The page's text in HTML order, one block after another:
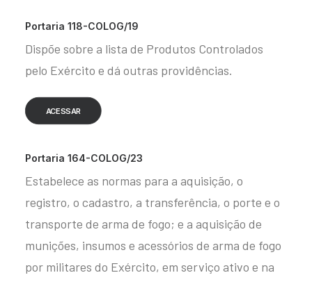
Portaria 118-COLOG/19
Dispõe sobre a lista de Produtos Controlados
pelo Exército e dá outras providências.
ACESSAR
Portaria 164-COLOG/23
Estabelece as normas para a aquisição, o
registro, o cadastro, a transferência, o porte e o
transporte de arma de fogo; e a aquisição de
munições, insumos e acessórios de arma de fogo
por militares do Exército, em serviço ativo e na